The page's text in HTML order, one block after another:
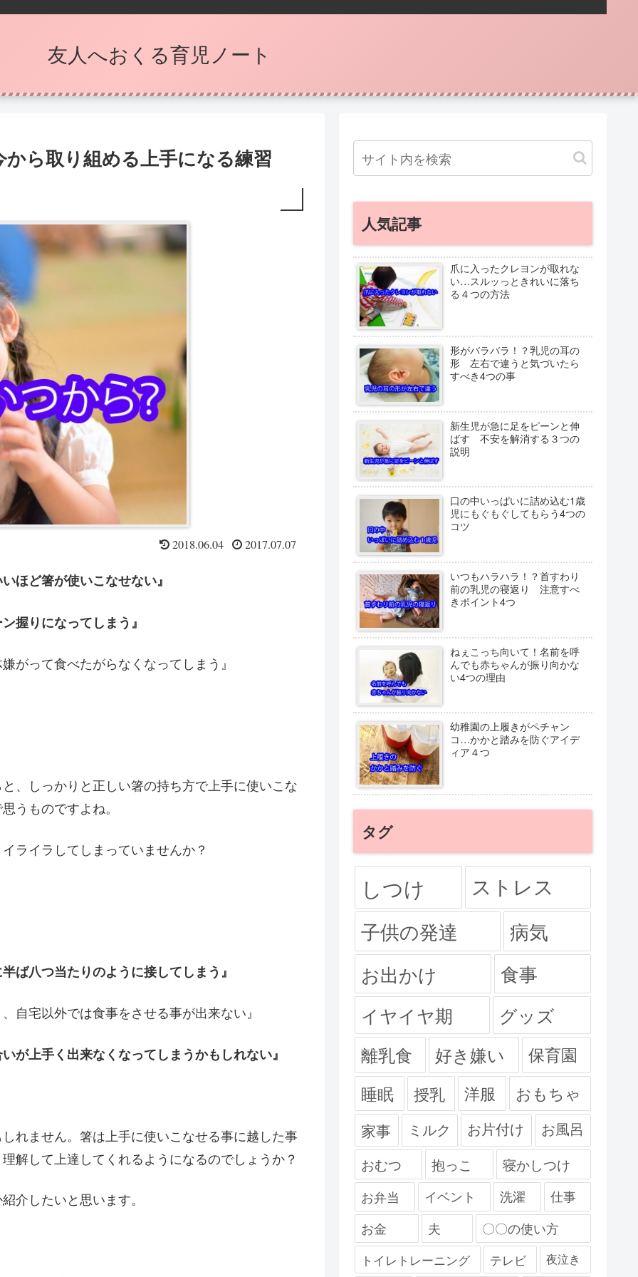
友人へおくる育児ノート
ら取り組める上手になる練習
2018.06.04 2017.07.07
ほど箸が使いこなせない』
握りになってしまう』
がって食べたがらなくなってしまう』
、しっかりと正しい箸の持ち方で上手に使いこな
うものですよね。
ライラしてしまっていませんか？
ば八つ当たりのように接してしまう』
自宅以外では食事をさせる事が出来ない』
が上手く出来なくなってしまうかもしれない』
れません。箸は上手に使いこなせる事に越した事
解して上達してくれるようになるのでしょうか？
介したいと思います。
人気記事
爪に入ったクレヨンが取れな
い…スルッっときれいに落ち
る４つの方法
形がバラバラ！？乳児の耳の
形 左右で違うと気づいたら
すべき4つの事
新生児が急に足をピーンと伸
ばす 不安を解消する３つの
説明
口の中いっぱいに詰め込む1歳
児にもぐもぐしてもらう4つの
コツ
いつもハラハラ！？首すわり
前の乳児の寝返り 注意すべ
きポイント4つ
ねぇこっち向いて！名前を呼
んでも赤ちゃんが振り向かな
い4つの理由
幼稚園の上履きがペチャン
コ…かかと踏みを防ぐアイデ
ィア４つ
タグ
しつけ ストレス
子供の発達 病気
お出かけ 食事
イヤイヤ期 グッズ
離乳食 好き嫌い
保育園
睡眠
授乳 洋服 おもちゃ
家事 ミルク お片付け お風呂
おむつ 抱っこ 寝かしつけ
お弁当 イベント 洗濯
仕事
お金
夫
〇〇の使い方
トイレトレーニング
テレビ
夜泣き